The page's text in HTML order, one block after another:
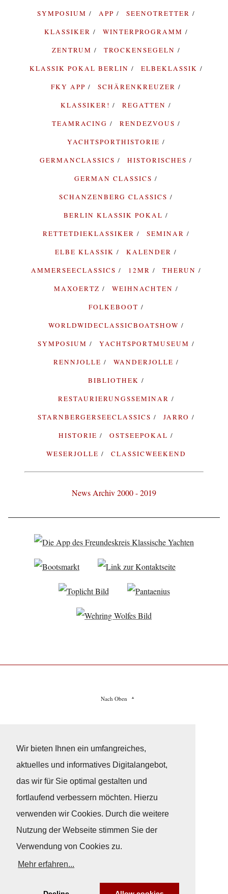
Wir bieten Ihnen ein umfangreiches,
aktuelles und informatives Digitalangebot,
das wir für Sie optimal gestalten und
fortlaufend verbessern möchten. Hierzu
verwenden wir Cookies. Durch die weitere
Nutzung der Webseite stimmen Sie der
Verwendung von Cookies zu.
Mehr erfahren...
SYMPOSIUM
APP
SEENOTRETTER
KLASSIKER
WINTERPROGRAMM
ZENTRUM
TROCKENSEGELN
KLASSIK POKAL BERLIN
ELBEKLASSIK
FKY APP
SCHÄRENKREUZER
KLASSIKER!
REGATTEN
TEAMRACING
RENDEZVOUS
YACHTSPORTHISTORIE
GERMANCLASSICS
HISTORISCHES
GERMAN CLASSICS
SCHANZENBERG CLASSICS
BERLIN KLASSIK POKAL
RETTETDIEKLASSIKER
SEMINAR
ELBE KLASSIK
KALENDER
AMMERSEECLASSICS
12MR
THERUN
MAXOERTZ
WEIHNACHTEN
FOLKEBOOT
WORLDWIDECLASSICBOATSHOW
SYMPOSIUM
YACHTSPORTMUSEUM
RENNJOLLE
WANDERJOLLE
BIBLIOTHEK
RESTAURIERUNGSSEMINAR
STARNBERGERSEECLASSICS
JARRO
HISTORIE
OSTSEEPOKAL
WESERJOLLE
CLASSICWEEKEND
News Archiv 2000 - 2019
Nach Oben
© Copyright© 2026 / Freundeskreis Klassische Yachten